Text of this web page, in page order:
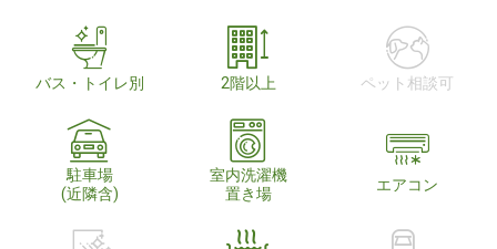
バス・トイレ別 2階以上 ペット相談可
駐車場
(近隣含)
室内洗濯機
置き場
エアコン